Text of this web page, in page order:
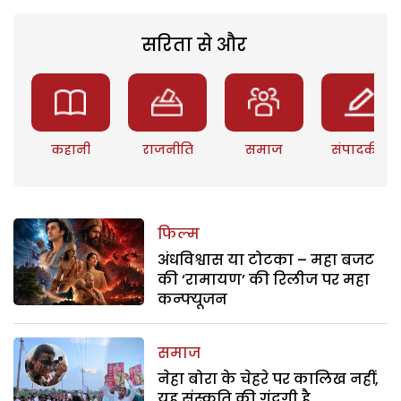
सरिता से और
कहानी राजनीति समाज संपादकीय
फिल्म
अंधविश्वास या टोटका – महा बजट
की ‘रामायण’ की रिलीज पर महा
कन्फ्यूजन
समाज
नेहा बोरा के चेहरे पर कालिख नहीं,